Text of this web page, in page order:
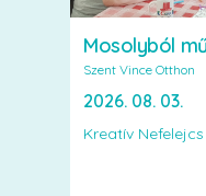
Mosolyból
Szent Vince Otthon
2026. 08. 03.
Kreatív